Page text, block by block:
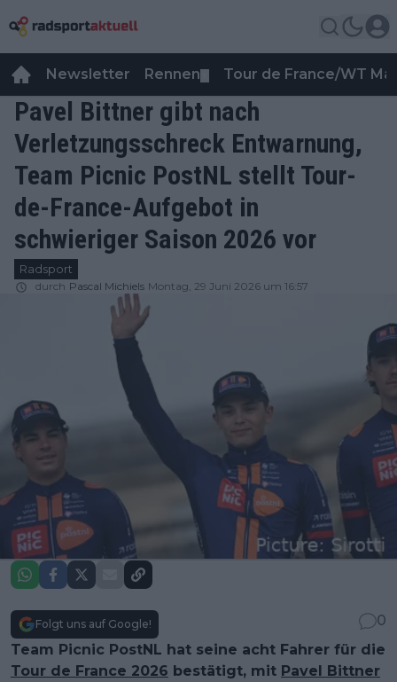
Newsletter Rennen Tour de France/WT
Pavel Bittner gibt nach
Verletzungsschreck Entwarnung,
Team Picnic PostNL stellt Tour-
de-France-Aufgebot in
schwieriger Saison 2026 vor
Radsport
durch Pascal Michiels Montag, 29 Juni 2026 um 16:57
Folgt uns auf Google!
0
Team Picnic PostNL hat seine acht Fahrer für die
Tour de France 2026 bestätigt, mit Pavel Bittner